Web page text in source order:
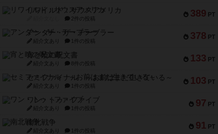
389 PT
リワイルド：サウスアメリカ
2件の投稿
378 PT
アンダー・ザ・テーブラー
紹介文あり 1件の投稿
133 PT
宵と暁の呪文書
紹介文あり 8件の投稿
103 PT
セミファイナル ～お前はまだ生きている～
紹介文あり 1件の投稿
97 PT
ワン・トゥ・ファイブ
紹介文あり 1件の投稿
91 PT
南北戦争
紹介文あり 1件の投稿